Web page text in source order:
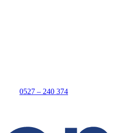
0527 – 240 374